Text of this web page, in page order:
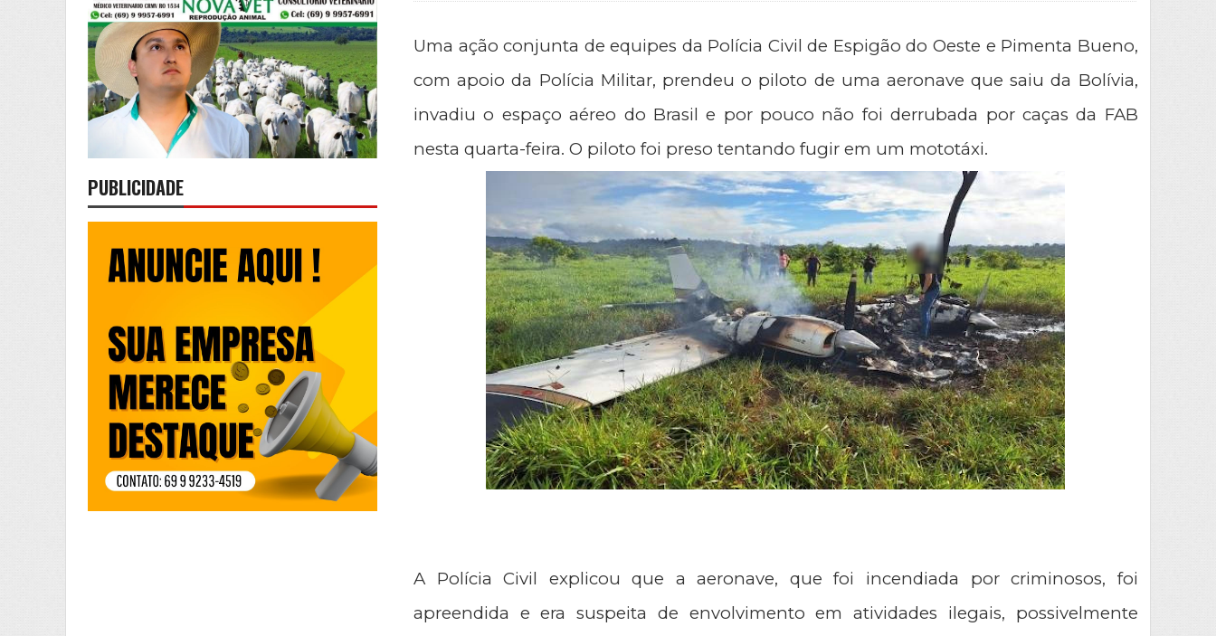
Uma ação conjunta de equipes da Polícia Civil de Espigão do Oeste e Pimenta Bueno,
com apoio da Polícia Militar, prendeu o piloto de uma aeronave que saiu da Bolívia,
invadiu o espaço aéreo do Brasil e por pouco não foi derrubada por caças da FAB
nesta quarta-feira. O piloto foi preso tentando fugir em um mototáxi.
A Polícia Civil explicou que a aeronave, que foi incendiada por criminosos, foi
apreendida e era suspeita de envolvimento em atividades ilegais, possivelmente
PUBLICIDADE